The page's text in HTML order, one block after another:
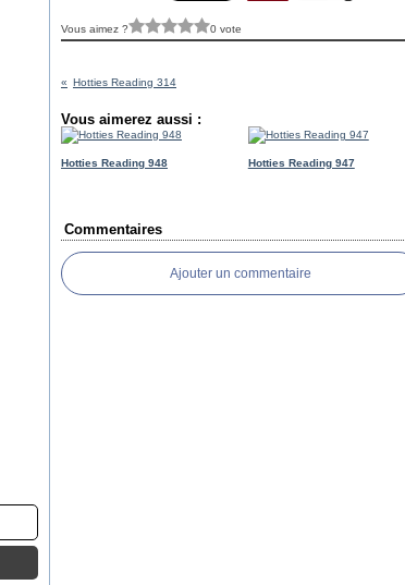
Vous aimez ? 0 vote
Hotties Reading 314
Vous aimerez aussi :
Hotties Reading 948
Hotties Reading 947
Commentaires
Ajouter un commentaire